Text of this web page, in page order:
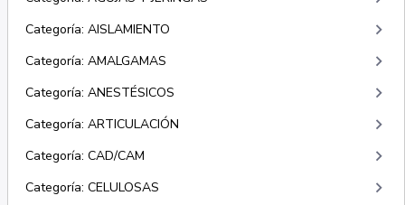
Categoría: AISLAMIENTO keyboard_arrow_right
Categoría: AMALGAMAS keyboard_arrow_right
Categoría: ANESTÉSICOS keyboard_arrow_right
Categoría: ARTICULACIÓN keyboard_arrow_right
Categoría: CAD/CAM keyboard_arrow_right
Categoría: CELULOSAS keyboard_arrow_right